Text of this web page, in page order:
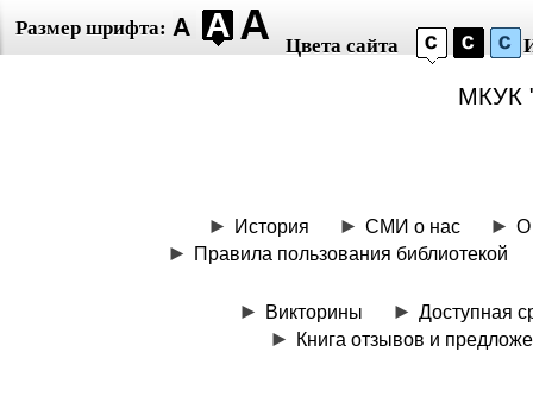
Размер шрифта:
Цвета сайта
МКУК
История СМИ о нас
О
Правила пользования библиотекой
Викторины
Доступная
Книга отзывов и